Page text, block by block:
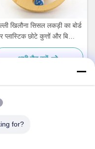
खिलौना सिसल लकड़ी का बोर्ड
प्लास्टिक छोटे कुत्तों और बिल्लियों
के लिए सरल और व्यावहारिक
अभी चैट करें
for?